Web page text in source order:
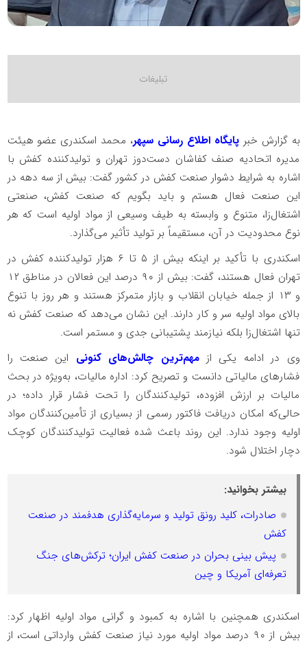
به گزارش خبر پایگاه اطلاع رسانی سپهر، محمد اسکندری عضو هیئت
مدیره اتحادیه صنف کفاشان دست‌دوز تهران و تولیدکننده کفش با
اشاره به شرایط دشوار صنعت کفش در کشور گفت: بیش از سه دهه در
این صنعت فعال هستم و باید بگویم که صنعت کفش، صنعتی
اشتغال‌زا، متنوع و وابسته به طیف وسیعی از مواد اولیه است که هر
نوع محدودیت در آن، مستقیماً بر تولید تأثیر می‌گذارد.
اسکندری با تأکید بر اینکه بیش از ۵ تا ۶ هزار تولیدکننده کفش در
تهران فعال هستند، گفت: بیش از ۹۰ درصد این فعالان در مناطق ۱۲
و ۱۳ از جمله خیابان انقلاب و بازار متمرکز هستند و هر روز با تنوع
بالای مواد اولیه سر و کار دارند. این نشان می‌دهد که صنعت کفش نه
تنها اشتغال‌زا بلکه نیازمند پشتیبانی جدی و مستمر است.
وی در ادامه یکی از مهم‌ترین چالش‌های کنونی این صنعت را
فشارهای مالیاتی دانست و تصریح کرد: اداره مالیات، به‌ویژه در بحث
مالیات بر ارزش افزوده، تولیدکنندگان را تحت فشار قرار داده؛ در
حالی‌که امکان دریافت فاکتور رسمی از بسیاری از تأمین‌کنندگان مواد
اولیه وجود ندارد. این روند باعث شده فعالیت تولیدکنندگان کوچک
دچار اختلال شود.
بیشتر بخوانید:
صادرات، کلید رونق تولید و سرمایه‌گذاری هدفمند در صنعت
کفش
پیش بینی بحران در صنعت کفش ایران؛ ترکش‌های جنگ
تعرفه‌ای آمریکا و چین
اسکندری همچنین با اشاره به کمبود و گرانی مواد اولیه اظهار کرد:
بیش از ۹۰ درصد مواد اولیه مورد نیاز صنعت کفش وارداتی است، از